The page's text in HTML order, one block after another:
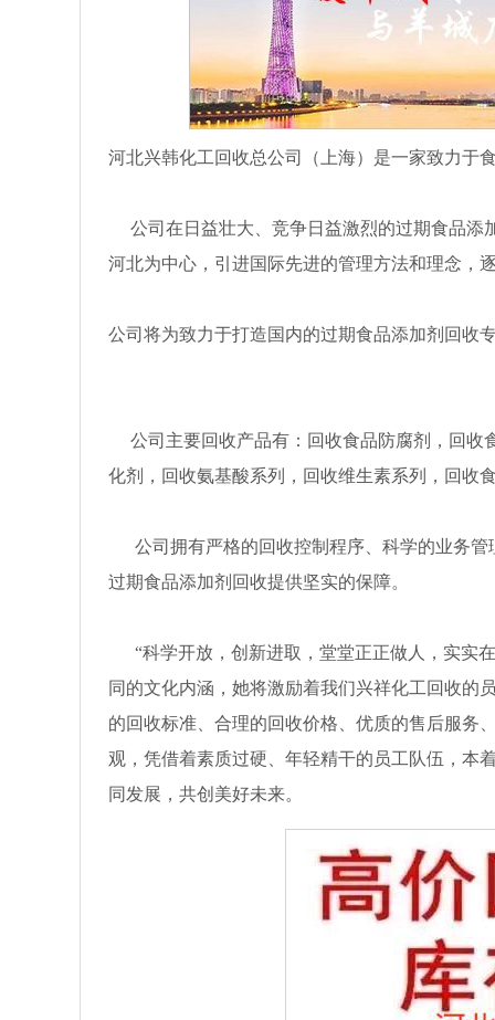
河北兴韩化工回收总公司（上海）是一家致力于
公司在日益壮大、竞争日益激烈的过期食品添
河北为中心，引进国际先进的管理方法和理念，
公司将为致力于打造国内的过期食品添加剂回收
公司主要回收产品有：回收食品防腐剂，回收
化剂，回收氨基酸系列，回收维生素系列，回收
公司拥有严格的回收控制程序、科学的业务管
过期食品添加剂回收提供坚实的保障。
“科学开放，创新进取，堂堂正正做人，实实
同的文化内涵，她将激励着我们兴祥化工回收的
的回收标准、合理的回收价格、优质的售后服务
观，凭借着素质过硬、年轻精干的员工队伍，本
同发展，共创美好未来。